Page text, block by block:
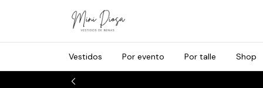
Vestidos Por evento Por talle Shop